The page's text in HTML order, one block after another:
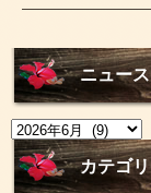
ニュース
ニ
ュ
ー
カテゴ